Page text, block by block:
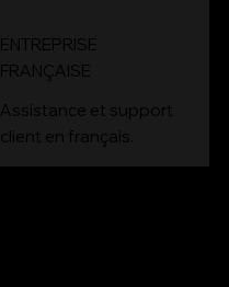
ENTREPRISE
FRANÇAISE
Assistance et support
client en français.